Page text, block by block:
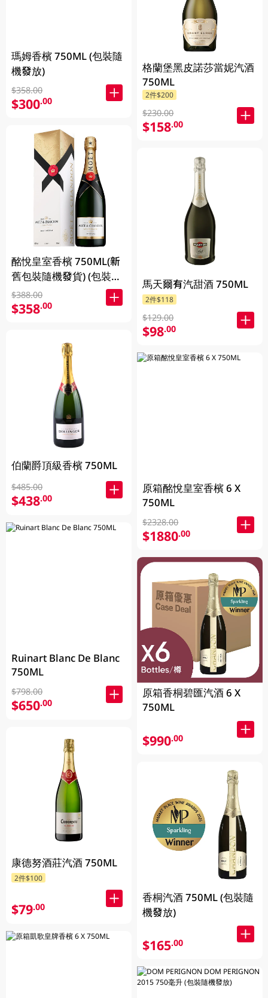
瑪姆香檳 750ML (包裝隨
機發放)
$358.00
$300.00
酩悅皇室香檳 750ML(新
舊包裝隨機發貨) (包裝隨
機發放)
$388.00
$358.00
伯蘭爵頂級香檳 750ML
$485.00
$438.00
Ruinart Blanc De Blanc
750ML
$798.00
$650.00
康德努酒莊汽酒 750ML
2件$100
$79.00
格蘭堡黑皮諾莎當妮汽酒
750ML
2件$200
$230.00
$158.00
馬天爾有汽甜酒 750ML
2件$118
$129.00
$98.00
原箱酩悅皇室香檳 6 X
750ML
$2328.00
$1880.00
原箱香桐碧匯汽酒 6 X
750ML
$990.00
香桐汽酒 750ML (包裝隨
機發放)
$165.00